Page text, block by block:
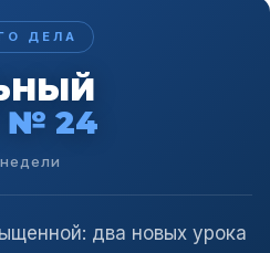
ДЕЛА
24
два новых урока